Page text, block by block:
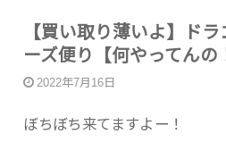
【買い取り薄いよ】ド
ーズ便り【何やってんの
2022年7月16日
ぼちぼち来てますよー！